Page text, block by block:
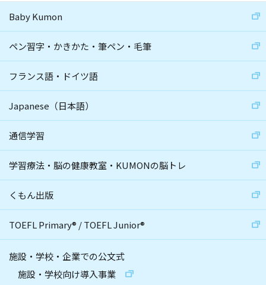
Baby Kumon
ペン習字・かきかた・筆ペン・毛筆
フランス語・ドイツ語
Japanese（日本語）
通信学習
学習療法・脳の健康教室・KUMONの脳トレ
くもん出版
TOEFL Primary® /TOEFL Junior®
施設・学校・企業での公文式
施設・学校向け導入事業